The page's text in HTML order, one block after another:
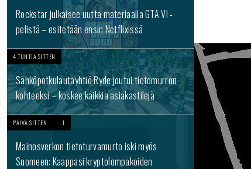
Rockstar julkaisee uutta materiaalia GTA VI -
pelistä – esitetään ensin Netflixissä
4 TUNTIA SITTEN
Sähköpotkulautayhtiö Ryde joutui tietomurron
kohteeksi – koskee kaikkia asiakastilejä
PÄIVÄ SITTEN 1
Mainosverkon tietoturvamurto iski myös
Suomeen: Kaappasi kryptolompakoiden